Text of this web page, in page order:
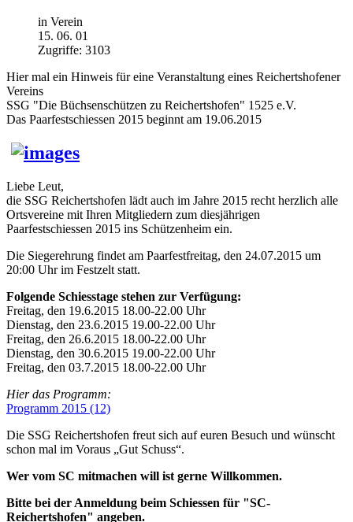
in Verein
15. 06. 01
Zugriffe: 3103
Hier mal ein Hinweis für eine Veranstaltung eines Reichertshofener
Vereins
SSG "Die Büchsenschützen zu Reichertshofen" 1525 e.V.
Das Paarfestschiessen 2015 beginnt am 19.06.2015
Liebe Leut,
die SSG Reichertshofen lädt auch im Jahre 2015 recht herzlich alle
Ortsvereine mit Ihren Mitgliedern zum diesjährigen
Paarfestschiessen 2015 ins Schützenheim ein.
Die Siegerehrung findet am Paarfestfreitag, den 24.07.2015 um
20:00 Uhr im Festzelt statt.
Folgende Schiesstage stehen zur Verfügung:
Freitag, den 19.6.2015 18.00-22.00 Uhr
Dienstag, den 23.6.2015 19.00-22.00 Uhr
Freitag, den 26.6.2015 18.00-22.00 Uhr
Dienstag, den 30.6.2015 19.00-22.00 Uhr
Freitag, den 03.7.2015 18.00-22.00 Uhr
Hier das Programm:
Programm 2015 (12)
Die SSG Reichertshofen freut sich auf euren Besuch und wünscht
schon mal im Voraus „Gut Schuss“.
Wer vom SC mitmachen will ist gerne Willkommen.
Bitte bei der Anmeldung beim Schiessen für "SC-
Reichertshofen" angeben.